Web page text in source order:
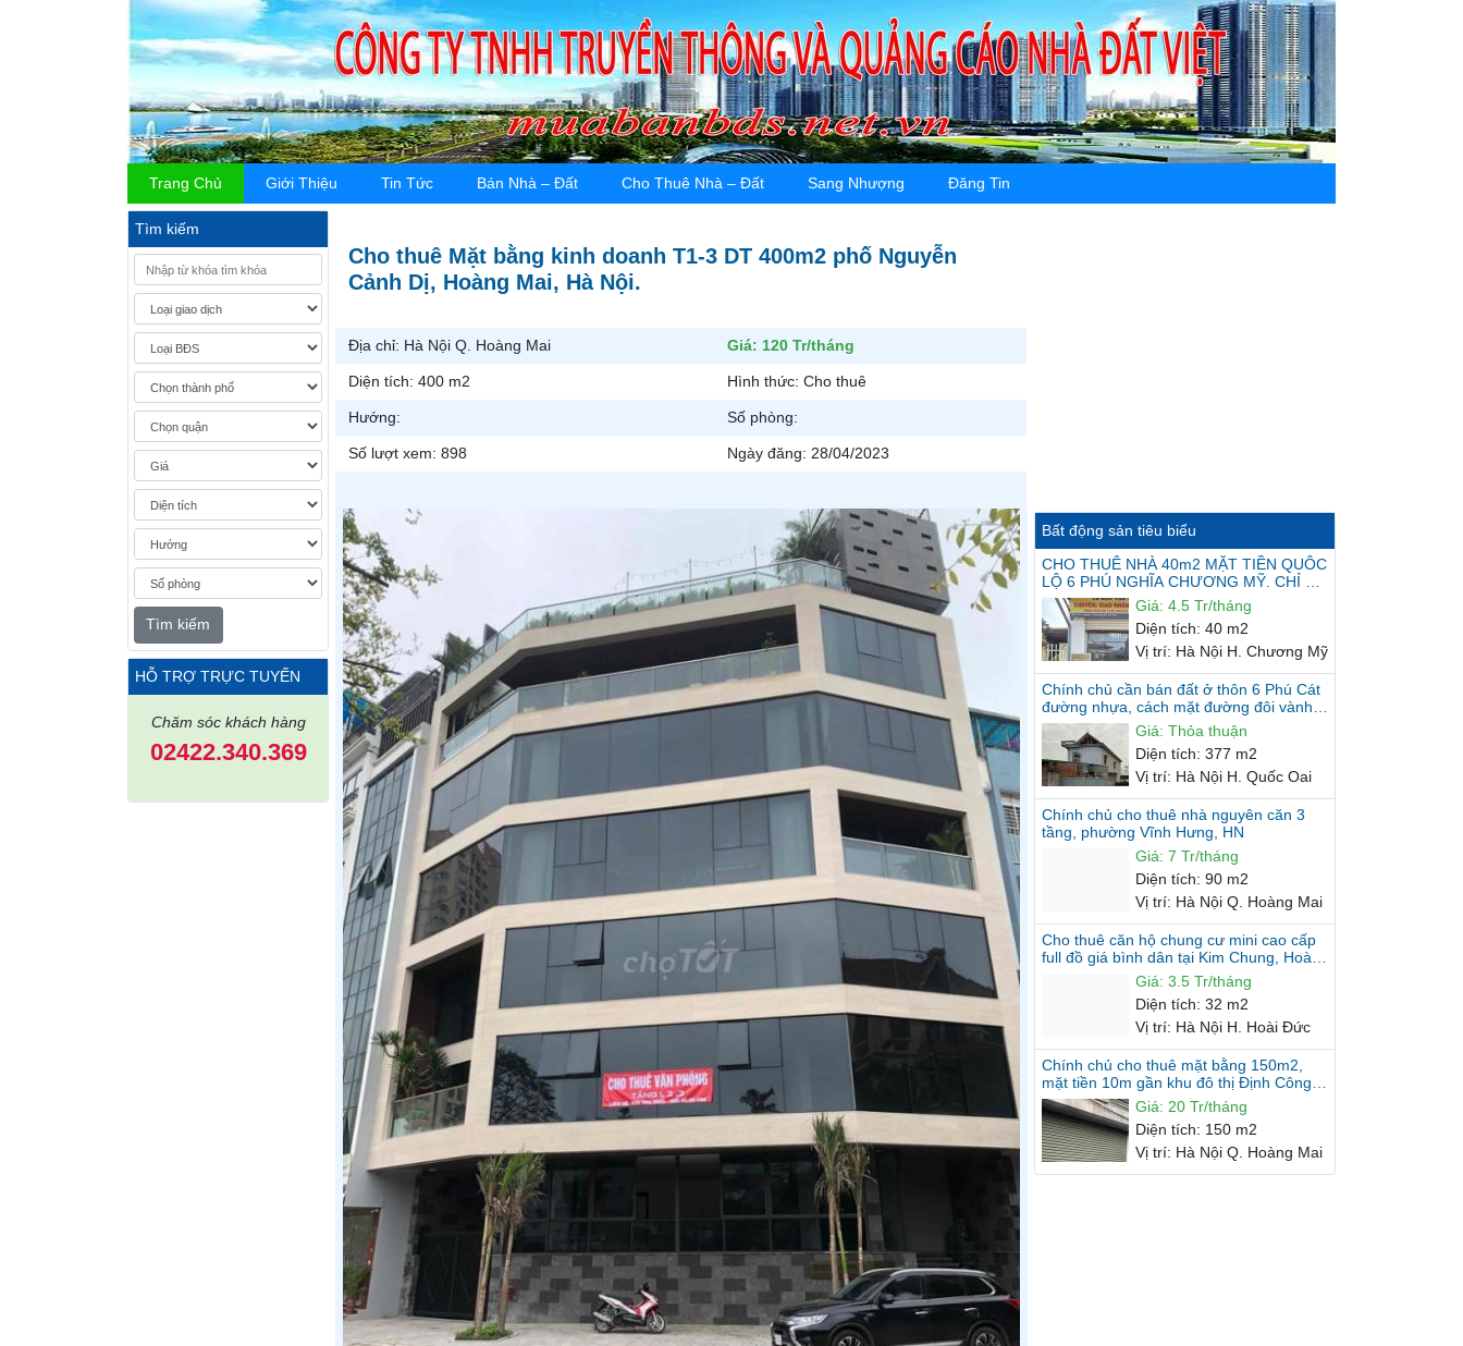
Trang Chủ Giới Thiệu Tin Tức Bán Nhà – Đất Cho Thuê Nhà – Đất Sang Nhượng Đăng Tin
Tìm kiếm
Tìm kiếm
HỖ TRỢ TRỰC TUYẾN
Chăm sóc khách hàng
02422.340.369
Cho thuê Mặt bằng kinh doanh T1-3 DT 400m2 phố Nguyễn
Cảnh Dị, Hoàng Mai, Hà Nội.
Địa chỉ: Hà Nội Q. Hoàng Mai Giá: 120 Tr/tháng
Diện tích: 400 m2 Hình thức: Cho thuê
Hướng: Số phòng:
Số lượt xem: 898 Ngày đăng: 28/04/2023
Bất động sản tiêu biểu
CHO THUÊ NHÀ 40m2 MẶT TIỀN QUÔC
LỘ 6 PHÚ NGHĨA CHƯƠNG MỸ. CHỈ 4.5
TRIỆU/THÁNGGiá: 4.5 Tr/tháng
Diện tích: 40 m2
Vị trí: Hà Nội H. Chương Mỹ
Chính chủ cần bán đất ở thôn 6 Phú Cát
đường nhựa, cách mặt đường đôi vành
đai KCN 20m, gần Nhà máy...
Giá: Thỏa thuận
Diện tích: 377 m2
Vị trí: Hà Nội H. Quốc Oai
Chính chủ cho thuê nhà nguyên căn 3
tầng, phường Vĩnh Hưng, HN
Giá: 7 Tr/tháng
Diện tích: 90 m2
Vị trí: Hà Nội Q. Hoàng Mai
Cho thuê căn hộ chung cư mini cao cấp
full đồ giá bình dân tại Kim Chung, Hoài
Giá: 3.5 Tr/tháng
Diện tích: 32 m2
Vị trí: Hà Nội H. Hoài Đức
Chính chủ cho thuê mặt bằng 150m2,
mặt tiền 10m gần khu đô thị Định Công,
Hoàng Mai, Hà Nội.
Giá: 20 Tr/tháng
Diện tích: 150 m2
Vị trí: Hà Nội Q. Hoàng Mai